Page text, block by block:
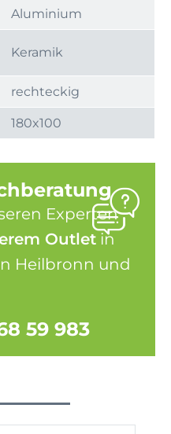
Aluminium
Keramik
rechteckig
180x100
Experten
Outlet in
Heilbronn und
59 983